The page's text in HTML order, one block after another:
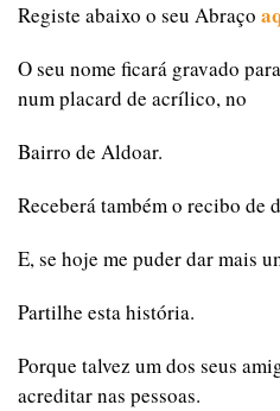
Registe abaixo o seu Abraço
O seu nome ficará gravado
num placard de acrílico, no
Bairro de Aldoar.
Receberá também o recibo de
E, se hoje me puder dar mais
Partilhe esta história.
Porque talvez um dos seus
acreditar nas pessoas.